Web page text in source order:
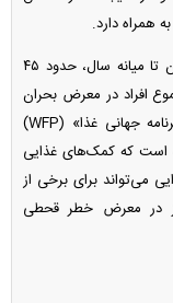
همراه دارد.
برآورد می‌شود در صورت عدم کاهش تنش در ایران تا میانه سال، حدود ۴۵
افراد در معرض بحران
غذایی به رکوردی بی‌سابقه برسد؛ موضوعی که «برنامه جهانی غذا» (WFP)
است که کمک‌های غذایی
می‌تواند برای برخی از
در معرض خطر قحطی